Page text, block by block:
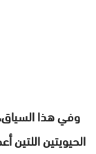
وفي هذا السياق،
الحيويتين اللتين